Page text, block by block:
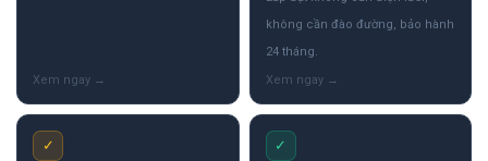
không cần đào đường, bảo hành
24 tháng.
✓ ✓